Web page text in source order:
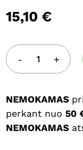
15,10 €
NEMOKAMAS
perkant nuo 50
NEMOKAMAS